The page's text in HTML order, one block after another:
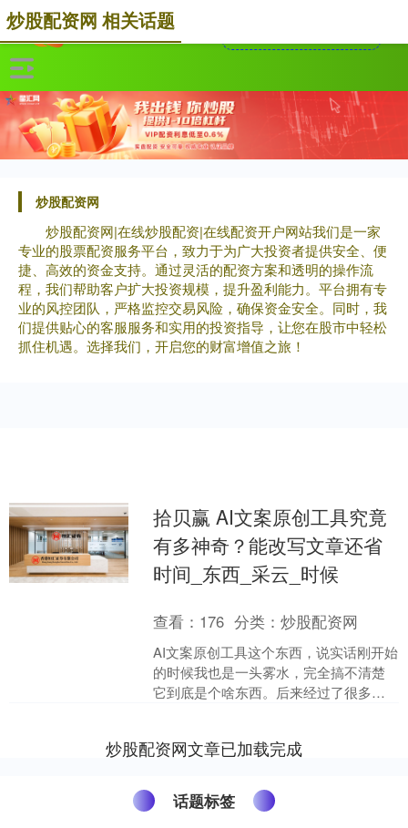
炒股配资网
炒股配资网|在线炒股配资|在线配资开户网站我们是一家
专业的股票配资服务平台，致力于为广大投资者提供安全、便
捷、高效的资金支持。通过灵活的配资方案和透明的操作流
程，我们帮助客户扩大投资规模，提升盈利能力。平台拥有专
业的风控团队，严格监控交易风险，确保资金安全。同时，我
们提供贴心的客服服务和实用的投资指导，让您在股市中轻松
抓住机遇。选择我们，开启您的财富增值之旅！
炒股配资网 相关话题
拾贝赢 AI文案原创工具究竟
有多神奇？能改写文章还省
时间_东西_采云_时候
查看： 176 分类：炒股配资网
AI文案原创工具这个东西，说实话刚开始
的时候我也是一头雾水，完全搞不清楚
它到底是个啥东西。后来经过了很多次
炒股配资网文章已加载完成
话题标签